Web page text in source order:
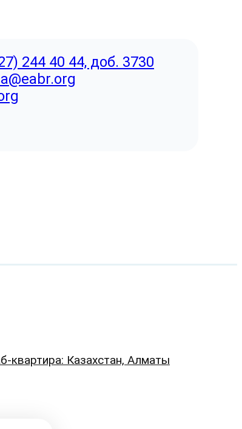
244 40 44, доб. 3730
квартира: Казахстан, Алматы